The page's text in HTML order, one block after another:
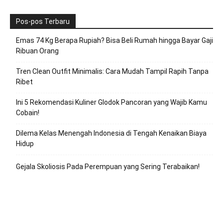
Pos-pos Terbaru
Emas 74 Kg Berapa Rupiah? Bisa Beli Rumah hingga Bayar Gaji
Ribuan Orang
Tren Clean Outfit Minimalis: Cara Mudah Tampil Rapih Tanpa
Ribet
Ini 5 Rekomendasi Kuliner Glodok Pancoran yang Wajib Kamu
Cobain!
Dilema Kelas Menengah Indonesia di Tengah Kenaikan Biaya
Hidup
Gejala Skoliosis Pada Perempuan yang Sering Terabaikan!